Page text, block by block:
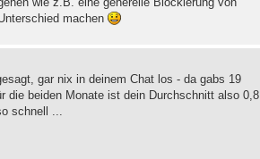
machen
gar nix in deinem Chat los - da gabs 19
die beiden Monate ist dein Durchschnitt also 0,8
schnell ...